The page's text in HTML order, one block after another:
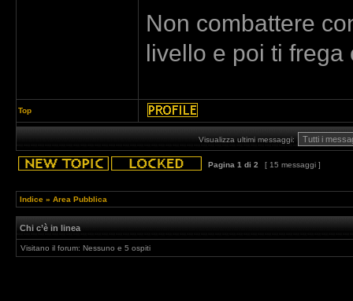
Non combattere
livello e poi ti
Top
Visualizza ultimi messaggi:
Pagina 1 di 2 [ 15 messaggi ]
Indice » Area Pubblica
Chi c’è in linea
Visitano il forum: Nessuno e 5 ospiti